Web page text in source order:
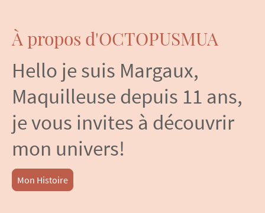
À propos d'OCTOPUSMUA
Hello je suis Margaux,
Maquilleuse depuis 11 ans,
je vous invites à découvrir
mon univers!
Mon Histoire